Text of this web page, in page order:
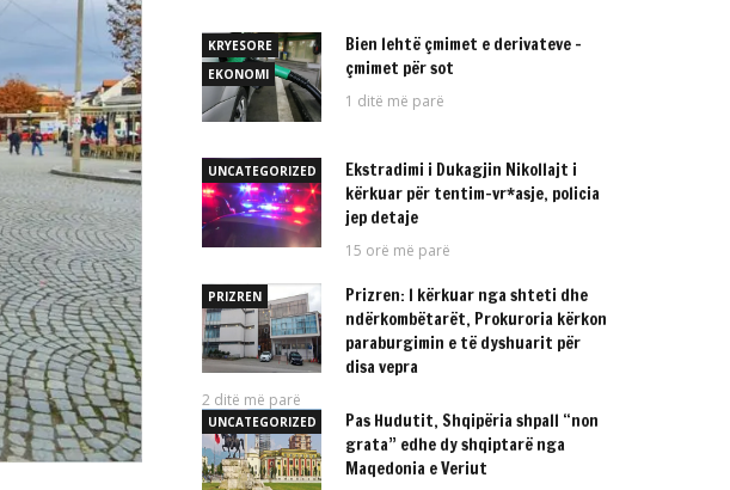
KRYESORE
EKONOMI
Bien lehtë çmimet e derivateve –
çmimet për sot
1 ditë më parë
UNCATEGORIZED
Ekstradimi i Dukagjin Nikollajt i
kërkuar për tentim-vr*asje, policia
jep detaje
15 orë më parë
PRIZREN
Prizren: I kërkuar nga shteti dhe
ndërkombëtarët, Prokuroria kërkon
paraburgimin e të dyshuarit për
disa vepra
2 ditë më parë
UNCATEGORIZED
Pas Hudutit, Shqipëria shpall “non
grata” edhe dy shqiptarë nga
Maqedonia e Veriut